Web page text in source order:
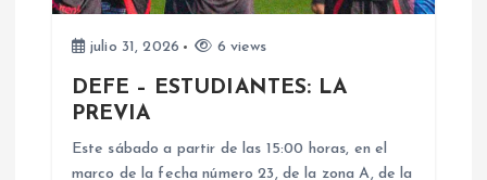
julio 31, 2026 6 views
DEFE – ESTUDIANTES: LA
PREVIA
Este sábado a partir de las 15:00 horas, en el
marco de la fecha número 23, de la zona A, de la